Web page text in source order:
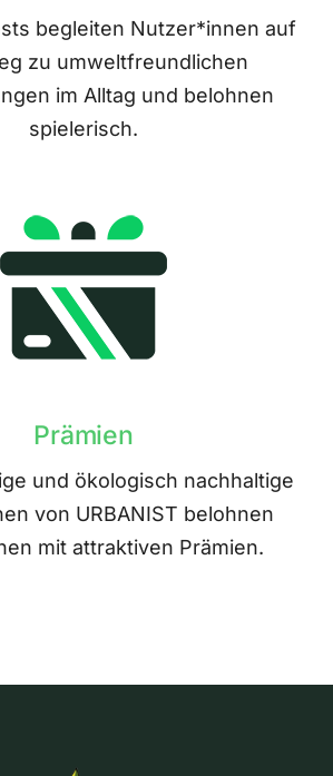
begleiten Nutzer*innen auf
zu umweltfreundlichen
im Alltag und belohnen
spielerisch.
Prämien
und ökologisch nachhaltige
von URBANIST belohnen
mit attraktiven Prämien.